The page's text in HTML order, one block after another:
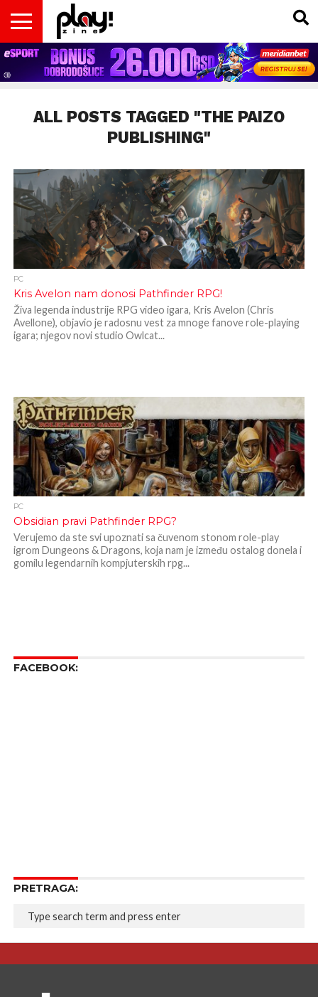
VESTI
MAGAZIN
PLAY!RETRO
PLAY!CAST
PLAY!CON
PLAY!BIZ
INSIDER
OPISI
IGARA
DOMAĆA
SCENA
INTERVJUI
GADGETS
FILM
& TV
KOLUMNE
ALL POSTS TAGGED "THE PAIZO
PUBLISHING"
PC
Kris Avelon nam donosi Pathfinder RPG!
Živa legenda industrije RPG video igara, Kris Avelon (Chris
Avellone), objavio je radosnu vest za mnoge fanove role-playing
igara; njegov novi studio Owlcat...
PC
Obsidian pravi Pathfinder RPG?
Verujemo da ste svi upoznati sa čuvenom stonom role-play
igrom Dungeons & Dragons, koja nam je između ostalog donela i
gomilu legendarnih kompjuterskih rpg...
FACEBOOK:
PRETRAGA: